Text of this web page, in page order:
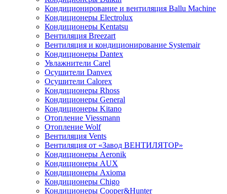
Кондиционирование и вентиляция Ballu Machine
Кондиционеры Electrolux
Кондиционеры Kentatsu
Вентиляция Breezart
Вентиляция и кондиционирование Systemair
Кондиционеры Dantex
Увлажнители Carel
Осушители Danvex
Осушители Calorex
Кондиционеры Rhoss
Кондиционеры General
Кондиционеры Kitano
Отопление Viessmann
Отопление Wolf
Вентиляция Vents
Вентиляция от «Завод ВЕНТИЛЯТОР»
Кондиционеры Aeronik
Кондиционеры AUX
Кондиционеры Axioma
Кондиционеры Chigo
Кондиционеры Cooper&Hunter